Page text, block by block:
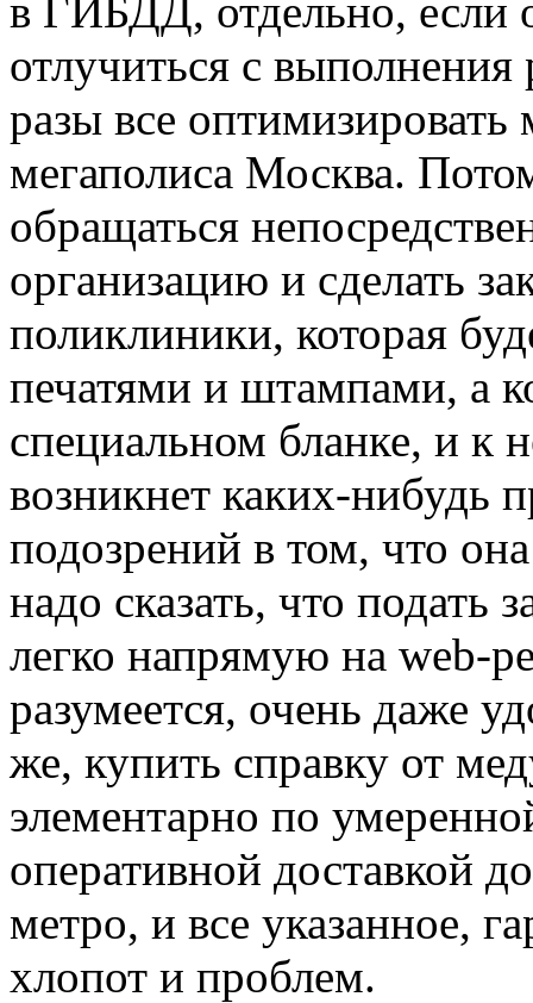
в ГИБДД, отдельно, если
отлучиться с
разы все
мегаполиса Москва.
обращаться
организацию и сделать
поликлиники, которая
печатями и штампами, а
специальном бланке, и к
возникнет каких-нибудь
подозрений в том, что
надо сказать, что подать
легко напрямую на web-
разумеется, очень даже
же, купить справку от
элементарно по
оперативной доставкой
метро, и все указанное,
хлопот и проблем.